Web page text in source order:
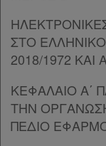
ΣΤΟ
2018/1972 ΚΑΙ
ΚΕΦΑΛΑΙΟ Α΄
ΤΗΝ
ΠΕΔΙΟ